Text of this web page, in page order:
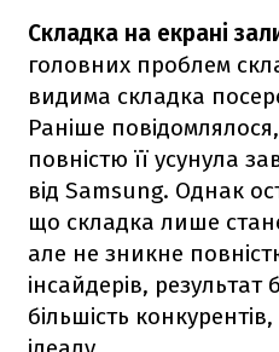
Складка на екрані
головних проблем
видима складка
Раніше
повністю її усунула
від Samsung. Однак
що складка лише
але не зникне
інсайдерів,
більшість